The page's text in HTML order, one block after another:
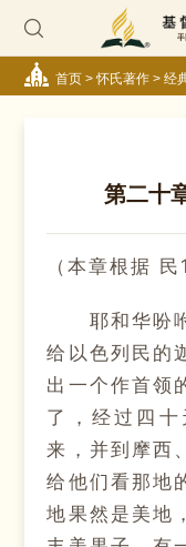
首页>怀氏著作> 经
第二十
（本章根据
耶和华吩咐
给以色列民的
出一个作首领
了，经过四
来，并到摩西
给他们看那地
地果然是美地